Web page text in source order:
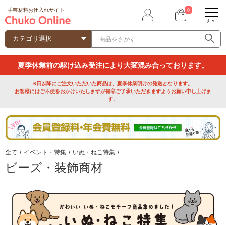
手芸材料お仕入れサイト 0
ﾒﾆｭｰ
夏季休業前の駆け込み受注により大変混み合っております。
6日以降にご注文いただいた商品は、夏季休業明けの発送となります。
お客様にはご不便をおかけいたしますが何卒ご了承いただきますようお願い申し上げま
す。
全て / イベント・特集 / いぬ・ねこ特集 /
ビーズ・装飾商材